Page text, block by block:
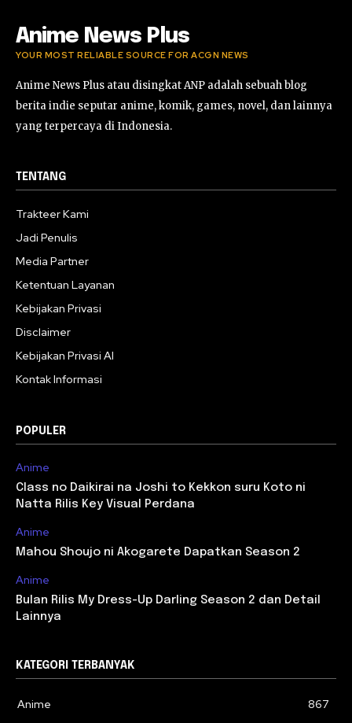
Anime News Plus
YOUR MOST RELIABLE SOURCE FOR ACGN NEWS
Anime News Plus atau disingkat ANP adalah sebuah blog
berita indie seputar anime, komik, games, novel, dan lainnya
yang terpercaya di Indonesia.
TENTANG
Trakteer Kami
Jadi Penulis
Media Partner
Ketentuan Layanan
Kebijakan Privasi
Disclaimer
Kebijakan Privasi AI
Kontak Informasi
POPULER
Anime
Class no Daikirai na Joshi to Kekkon suru Koto ni
Natta Rilis Key Visual Perdana
Anime
Mahou Shoujo ni Akogarete Dapatkan Season 2
Anime
Bulan Rilis My Dress-Up Darling Season 2 dan Detail
Lainnya
KATEGORI TERBANYAK
Anime
867